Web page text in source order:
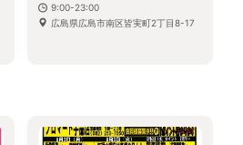
9:00-23:00
広島県広島市南区皆実町2丁目8-17